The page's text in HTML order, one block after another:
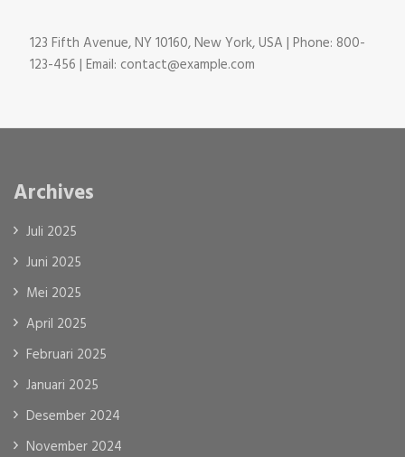
123 Fifth Avenue, NY 10160, New York, USA | Phone: 800-
123-456 | Email: contact@example.com
Archives
Juli 2025
Juni 2025
Mei 2025
April 2025
Februari 2025
Januari 2025
Desember 2024
November 2024